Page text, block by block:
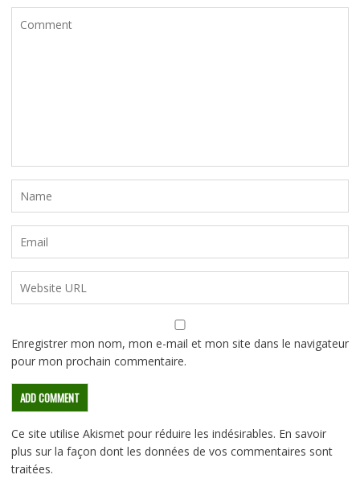
Enregistrer mon nom, mon e-mail et mon site dans le navigateur
pour mon prochain commentaire.
Ce site utilise Akismet pour réduire les indésirables. En savoir
plus sur la façon dont les données de vos commentaires sont
traitées.